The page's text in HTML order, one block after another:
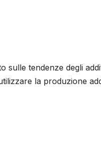
sulle tendenze degli
la produzione